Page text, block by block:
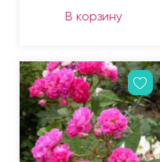
В корзину